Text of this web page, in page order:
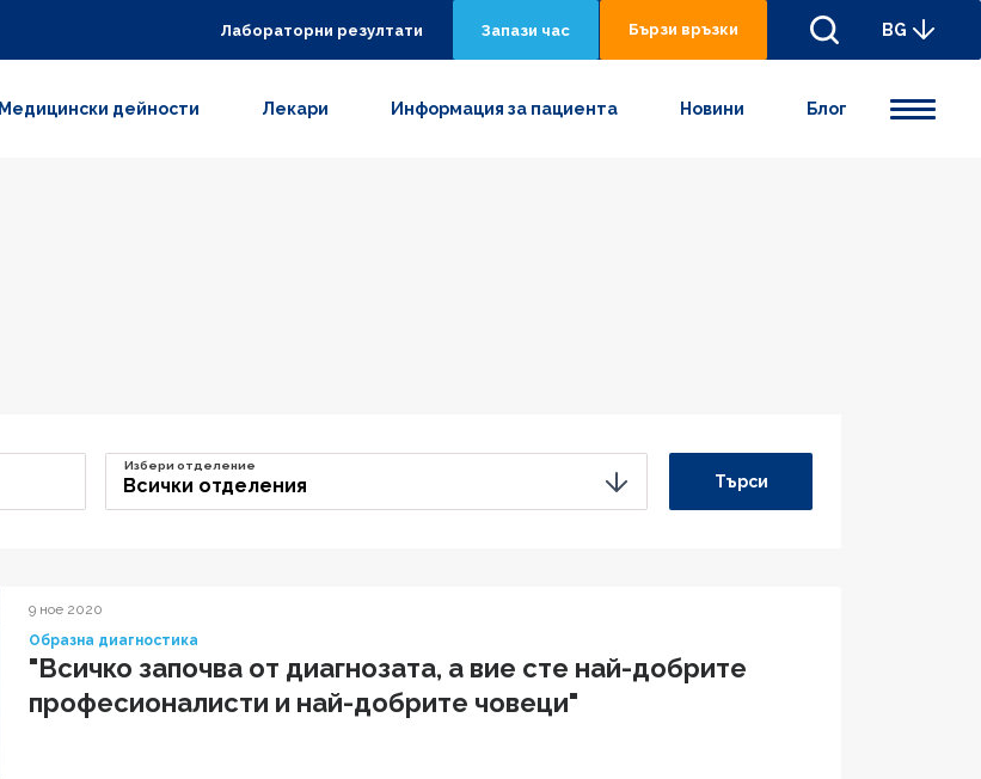
Лабораторни резултати Запази час Бързи връзки BG
Медицински дейности Лекари Информация за пациента Новини Блог
Всички отделения
Избери отделение
Търси
9 ное 2020
Образна диагностика
"Всичко започва от диагнозата, а вие сте най-добрите
професионалисти и най-добрите човеци"